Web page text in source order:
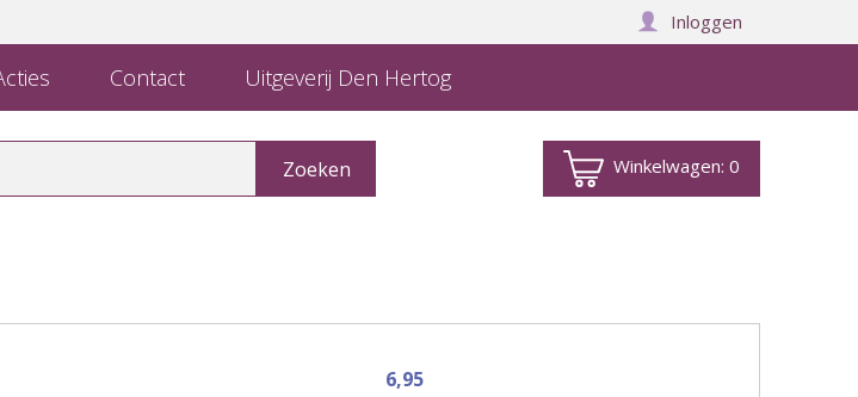
Inloggen
Contact Uitgeverij Den Hertog
Winkelwagen:0
6,95